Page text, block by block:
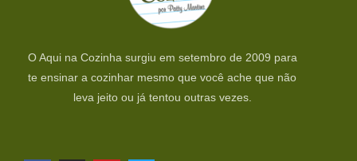
O Aqui na Cozinha surgiu em setembro de 2009 para
te ensinar a cozinhar mesmo que você ache que não
leva jeito ou já tentou outras vezes.